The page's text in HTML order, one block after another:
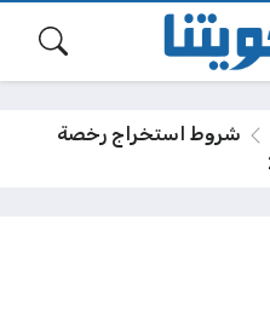
شروط استخراج رخصة